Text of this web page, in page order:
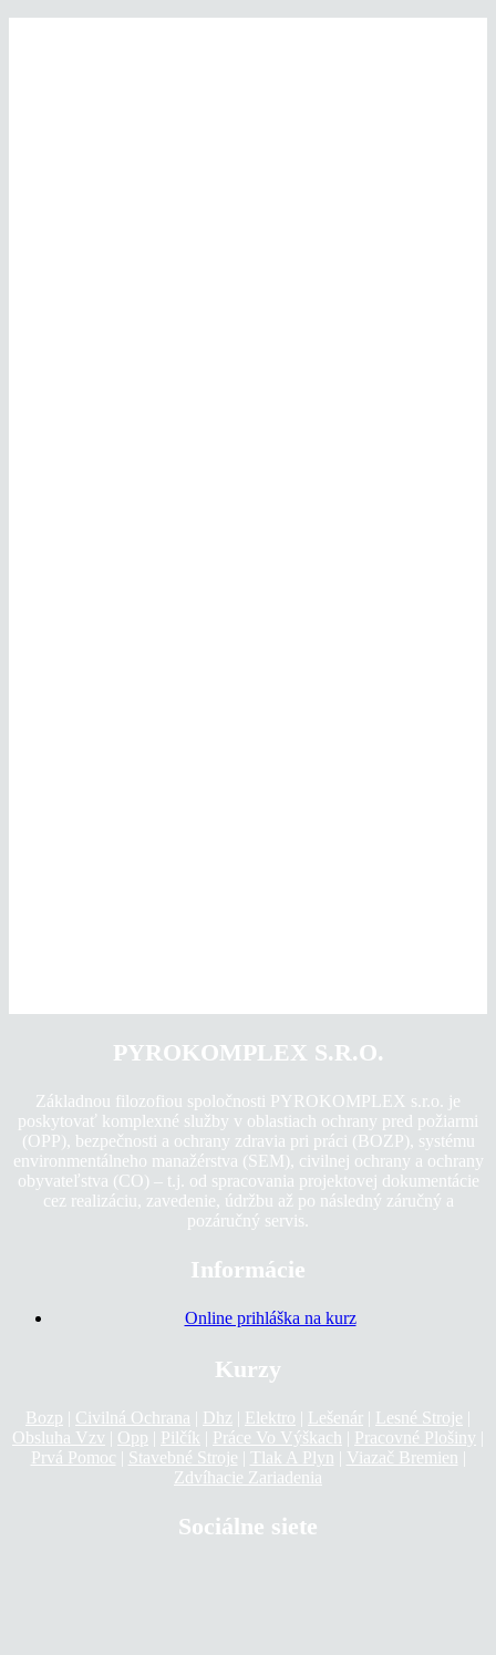
PYROKOMPLEX S.R.O.
Základnou filozofiou spoločnosti PYROKOMPLEX s.r.o. je
poskytovať komplexné služby v oblastiach ochrany pred požiarmi
(OPP), bezpečnosti a ochrany zdravia pri práci (BOZP), systému
environmentálneho manažérstva (SEM), civilnej ochrany a ochrany
obyvateľstva (CO) – t.j. od spracovania projektovej dokumentácie
cez realizáciu, zavedenie, údržbu až po následný záručný a
pozáručný servis.
Informácie
Online prihláška na kurz
Kurzy
Bozp | Civilná Ochrana | Dhz | Elektro | Lešenár | Lesné Stroje |
Obsluha Vzv | Opp | Pilčík | Práce Vo Výškach | Pracovné Plošiny |
Prvá Pomoc | Stavebné Stroje | Tlak A Plyn | Viazač Bremien |
Zdvíhacie Zariadenia
Sociálne siete